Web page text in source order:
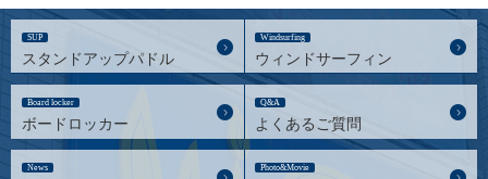
SUP
スタンドアップパドル
Windsurfing
ウィンドサーフィン
Board locker
ボードロッカー
Q&A
よくあるご質問
News Photo&Movie